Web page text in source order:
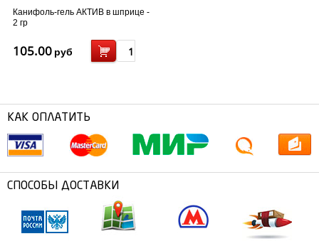
Канифоль-гель АКТИВ в шприце -
2 гр
105.00 руб
КАК ОПЛАТИТЬ
СПОСОБЫ ДОСТАВКИ